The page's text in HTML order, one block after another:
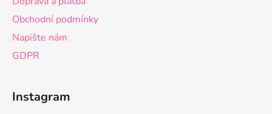
Obchodní podmínky
Napište nám
GDPR
Instagram